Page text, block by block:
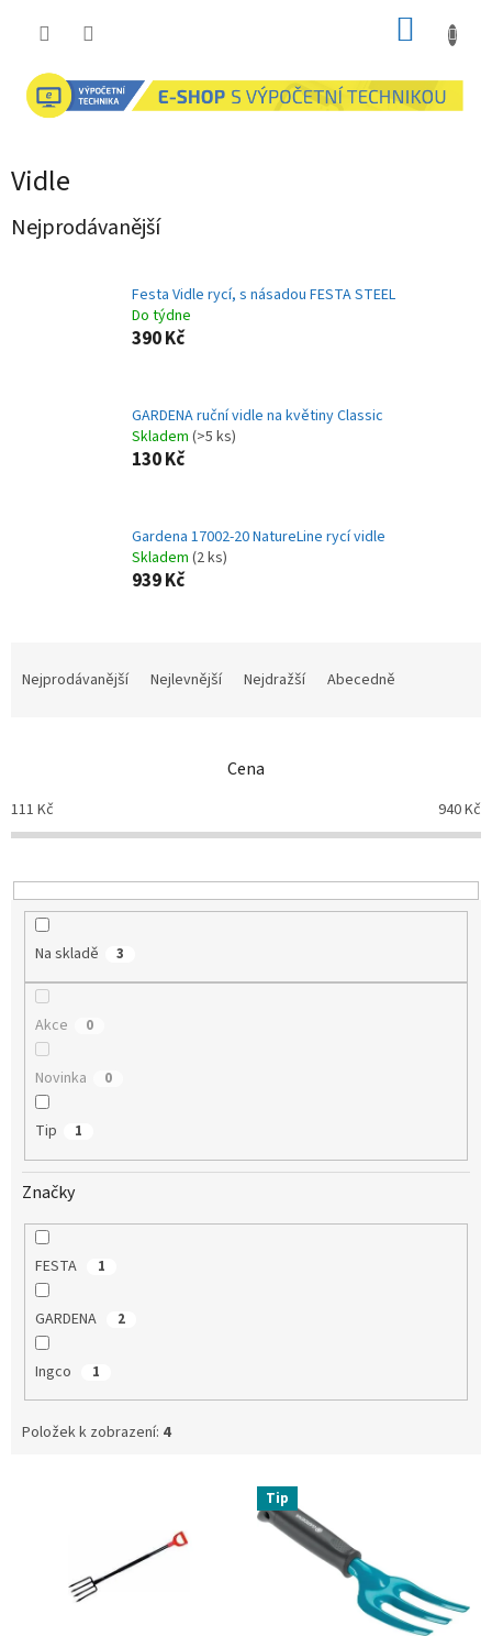
Vidle
Nejprodávanější
Festa Vidle rycí, s násadou FESTA STEEL
Do týdne
390 Kč
GARDENA ruční vidle na květiny Classic
Skladem (>5 ks)
130 Kč
Gardena 17002-20 NatureLine rycí vidle
Skladem (2 ks)
939 Kč
p
r
o
u
Nejprodávanější Nejlevnější Nejdražší Abecedně
Cena
111 Kč 940Kč
Na skladě 3
Akce 0
Novinka 0
Tip 1
Značky
FESTA 1
GARDENA 2
Ingco 1
Položek k zobrazení: 4
Tip